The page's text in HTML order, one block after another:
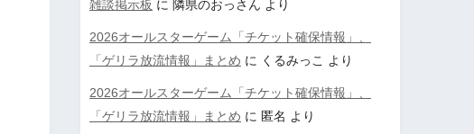
雑談掲示板 に 隣県のおっさん より
2026オールスターゲーム「チケット確保情報」、
「ゲリラ放流情報」まとめ に くるみっこ より
2026オールスターゲーム「チケット確保情報」、
「ゲリラ放流情報」まとめ に 匿名 より